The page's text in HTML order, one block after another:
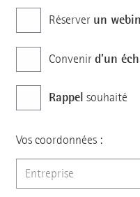
Réserver un
Convenird’un
Rappel souhaité
Vos coordonnées :